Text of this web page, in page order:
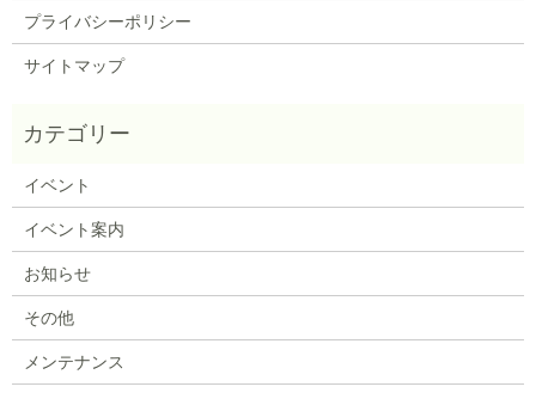
プライバシーポリシー
サイトマップ
イベント
イベント案内
お知らせ
その他
メンテナンス